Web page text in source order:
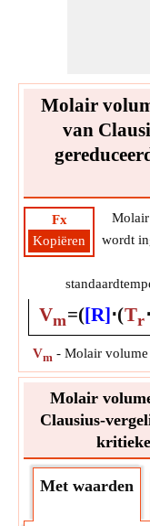
Molair
van
Fx
Kopiëren
wordt
Vm=([R]⋅(Tr⋅
Vm - Molair volume
Molair
Clausius-
Met waarden